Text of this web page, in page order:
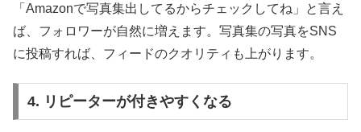
「Amazonで写真集出してるからチェックしてね」と言え
ば、フォロワーが自然に増えます。写真集の写真をSNS
に投稿すれば、フィードのクオリティも上がります。
4. リピーターが付きやすくなる